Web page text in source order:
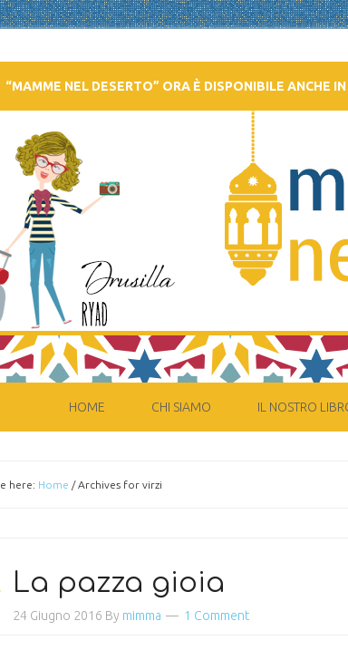
“MAMME NEL DESERTO” ORA È DISPONIBILE ANCHE
HOME CHI SIAMO IL NOSTRO
here: Home /Archives for virzi
La pazza gioia
24 Giugno 2016 By mimma 1 Comment